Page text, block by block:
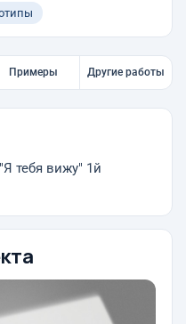
Примеры Другие работы
тебя вижу" 1й